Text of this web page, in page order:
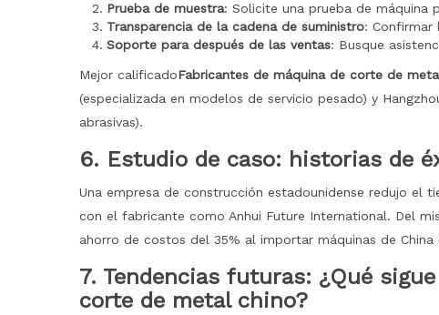
Prueba de muestra: Solicite una prueba de máquina
Transparencia de la cadena de suministro: Confirmar
Soporte para después de las ventas: Busque
Mejor calificadoFabricantes de máquina de corte de
(especializada en modelos de servicio pesado) y
abrasivas).
6. Estudio de caso: historias de
Una empresa de construcción estadounidense redujo el
con el fabricante como Anhui Future International. Del
ahorro de costos del 35% al ​​importar máquinas de China
7. Tendencias futuras: ¿Qué
corte de metal chino?